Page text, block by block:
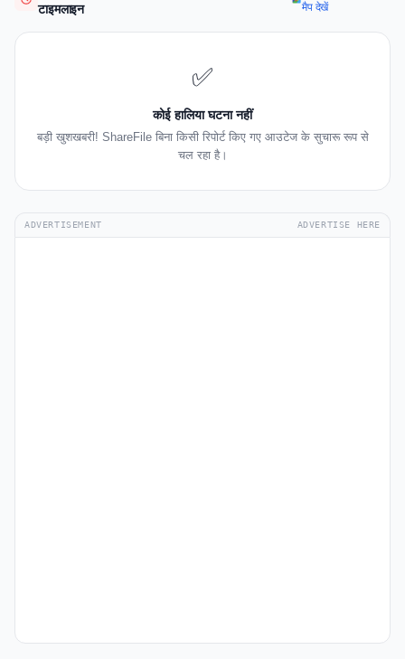
टाइमलाइन
मैप देखें
✅
कोई हालिया घटना नहीं
बड़ी खुशखबरी! ShareFile बिना किसी रिपोर्ट किए गए आउटेज के सुचारू रूप से
चल रहा है।
ADVERTISEMENT ADVERTISE HERE